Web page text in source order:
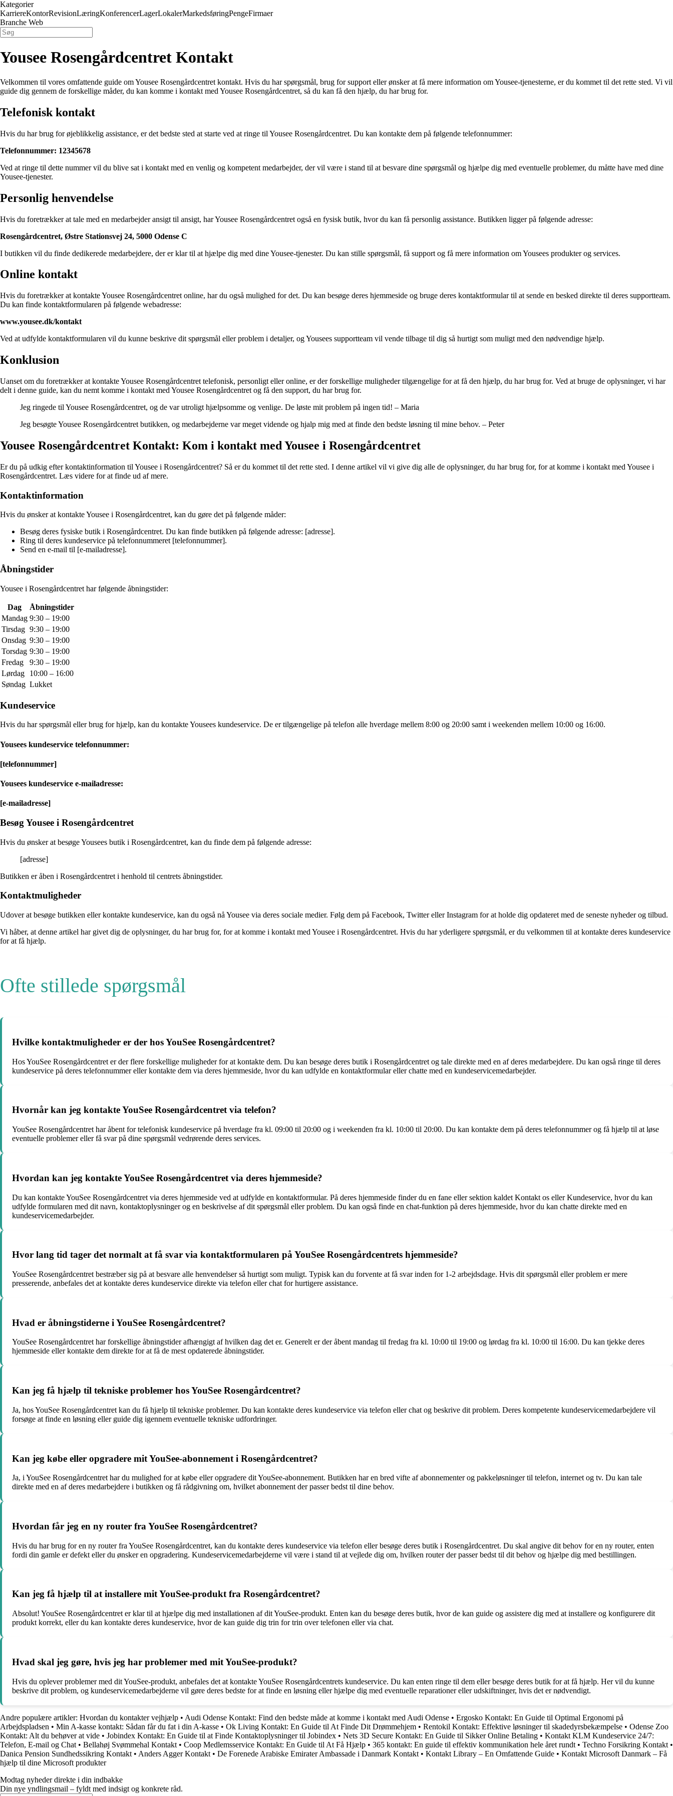
Kategorier
KarriereKontorRevisionLæringKonferencerLagerLokalerMarkedsføringPengeFirmaer
Branche Web
Yousee Rosengårdcentret Kontakt
Velkommen til vores omfattende guide om Yousee Rosengårdcentret kontakt. Hvis du har spørgsmål, brug for support eller ønsker at få mere information om Yousee-tjenesterne, er du kommet til det rette sted. Vi vil
guide dig gennem de forskellige måder, du kan komme i kontakt med Yousee Rosengårdcentret, så du kan få den hjælp, du har brug for.
Telefonisk kontakt
Hvis du har brug for øjeblikkelig assistance, er det bedste sted at starte ved at ringe til Yousee Rosengårdcentret. Du kan kontakte dem på følgende telefonnummer:
Telefonnummer: 12345678
Ved at ringe til dette nummer vil du blive sat i kontakt med en venlig og kompetent medarbejder, der vil være i stand til at besvare dine spørgsmål og hjælpe dig med eventuelle problemer, du måtte have med dine
Yousee-tjenester.
Personlig henvendelse
Hvis du foretrækker at tale med en medarbejder ansigt til ansigt, har Yousee Rosengårdcentret også en fysisk butik, hvor du kan få personlig assistance. Butikken ligger på følgende adresse:
Rosengårdcentret, Østre Stationsvej 24, 5000 Odense C
I butikken vil du finde dedikerede medarbejdere, der er klar til at hjælpe dig med dine Yousee-tjenester. Du kan stille spørgsmål, få support og få mere information om Yousees produkter og services.
Online kontakt
Hvis du foretrækker at kontakte Yousee Rosengårdcentret online, har du også mulighed for det. Du kan besøge deres hjemmeside og bruge deres kontaktformular til at sende en besked direkte til deres supportteam.
Du kan finde kontaktformularen på følgende webadresse:
www.yousee.dk/kontakt
Ved at udfylde kontaktformularen vil du kunne beskrive dit spørgsmål eller problem i detaljer, og Yousees supportteam vil vende tilbage til dig så hurtigt som muligt med den nødvendige hjælp.
Konklusion
Uanset om du foretrækker at kontakte Yousee Rosengårdcentret telefonisk, personligt eller online, er der forskellige muligheder tilgængelige for at få den hjælp, du har brug for. Ved at bruge de oplysninger, vi har
delt i denne guide, kan du nemt komme i kontakt med Yousee Rosengårdcentret og få den support, du har brug for.
Jeg ringede til Yousee Rosengårdcentret, og de var utroligt hjælpsomme og venlige. De løste mit problem på ingen tid! – Maria
Jeg besøgte Yousee Rosengårdcentret butikken, og medarbejderne var meget vidende og hjalp mig med at finde den bedste løsning til mine behov. – Peter
Yousee Rosengårdcentret Kontakt: Kom i kontakt med Yousee i Rosengårdcentret
Er du på udkig efter kontaktinformation til Yousee i Rosengårdcentret? Så er du kommet til det rette sted. I denne artikel vil vi give dig alle de oplysninger, du har brug for, for at komme i kontakt med Yousee i
Rosengårdcentret. Læs videre for at finde ud af mere.
Kontaktinformation
Hvis du ønsker at kontakte Yousee i Rosengårdcentret, kan du gøre det på følgende måder:
Besøg deres fysiske butik i Rosengårdcentret. Du kan finde butikken på følgende adresse: [adresse].
Ring til deres kundeservice på telefonnummeret [telefonnummer].
Send en e-mail til [e-mailadresse].
Åbningstider
Yousee i Rosengårdcentret har følgende åbningstider:
Dag
Åbningstider
Mandag 9:30 – 19:00
Tirsdag 9:30 – 19:00
Onsdag 9:30 – 19:00
Torsdag 9:30 – 19:00
Fredag
9:30 – 19:00
Lørdag
10:00 – 16:00
Søndag Lukket
Kundeservice
Hvis du har spørgsmål eller brug for hjælp, kan du kontakte Yousees kundeservice. De er tilgængelige på telefon alle hverdage mellem 8:00 og 20:00 samt i weekenden mellem 10:00 og 16:00.
Yousees kundeservice telefonnummer:
[telefonnummer]
Yousees kundeservice e-mailadresse:
[e-mailadresse]
Besøg Yousee i Rosengårdcentret
Hvis du ønsker at besøge Yousees butik i Rosengårdcentret, kan du finde dem på følgende adresse:
[adresse]
Butikken er åben i Rosengårdcentret i henhold til centrets åbningstider.
Kontaktmuligheder
Udover at besøge butikken eller kontakte kundeservice, kan du også nå Yousee via deres sociale medier. Følg dem på Facebook, Twitter eller Instagram for at holde dig opdateret med de seneste nyheder og tilbud.
Vi håber, at denne artikel har givet dig de oplysninger, du har brug for, for at komme i kontakt med Yousee i Rosengårdcentret. Hvis du har yderligere spørgsmål, er du velkommen til at kontakte deres kundeservice
for at få hjælp.
Ofte stillede spørgsmål
Hvilke kontaktmuligheder er der hos YouSee Rosengårdcentret?
Hos YouSee Rosengårdcentret er der flere forskellige muligheder for at kontakte dem. Du kan besøge deres butik i Rosengårdcentret og tale direkte med en af deres medarbejdere. Du kan også ringe til deres
kundeservice på deres telefonnummer eller kontakte dem via deres hjemmeside, hvor du kan udfylde en kontaktformular eller chatte med en kundeservicemedarbejder.
Hvornår kan jeg kontakte YouSee Rosengårdcentret via telefon?
YouSee Rosengårdcentret har åbent for telefonisk kundeservice på hverdage fra kl. 09:00 til 20:00 og i weekenden fra kl. 10:00 til 20:00. Du kan kontakte dem på deres telefonnummer og få hjælp til at løse
eventuelle problemer eller få svar på dine spørgsmål vedrørende deres services.
Hvordan kan jeg kontakte YouSee Rosengårdcentret via deres hjemmeside?
Du kan kontakte YouSee Rosengårdcentret via deres hjemmeside ved at udfylde en kontaktformular. På deres hjemmeside finder du en fane eller sektion kaldet Kontakt os eller Kundeservice, hvor du kan
udfylde formularen med dit navn, kontaktoplysninger og en beskrivelse af dit spørgsmål eller problem. Du kan også finde en chat-funktion på deres hjemmeside, hvor du kan chatte direkte med en
kundeservicemedarbejder.
Hvor lang tid tager det normalt at få svar via kontaktformularen på YouSee Rosengårdcentrets hjemmeside?
YouSee Rosengårdcentret bestræber sig på at besvare alle henvendelser så hurtigt som muligt. Typisk kan du forvente at få svar inden for 1-2 arbejdsdage. Hvis dit spørgsmål eller problem er mere
presserende, anbefales det at kontakte deres kundeservice direkte via telefon eller chat for hurtigere assistance.
Hvad er åbningstiderne i YouSee Rosengårdcentret?
YouSee Rosengårdcentret har forskellige åbningstider afhængigt af hvilken dag det er. Generelt er der åbent mandag til fredag fra kl. 10:00 til 19:00 og lørdag fra kl. 10:00 til 16:00. Du kan tjekke deres
hjemmeside eller kontakte dem direkte for at få de mest opdaterede åbningstider.
Kan jeg få hjælp til tekniske problemer hos YouSee Rosengårdcentret?
Ja, hos YouSee Rosengårdcentret kan du få hjælp til tekniske problemer. Du kan kontakte deres kundeservice via telefon eller chat og beskrive dit problem. Deres kompetente kundeservicemedarbejdere vil
forsøge at finde en løsning eller guide dig igennem eventuelle tekniske udfordringer.
Kan jeg købe eller opgradere mit YouSee-abonnement i Rosengårdcentret?
Ja, i YouSee Rosengårdcentret har du mulighed for at købe eller opgradere dit YouSee-abonnement. Butikken har en bred vifte af abonnementer og pakkeløsninger til telefon, internet og tv. Du kan tale
direkte med en af deres medarbejdere i butikken og få rådgivning om, hvilket abonnement der passer bedst til dine behov.
Hvordan får jeg en ny router fra YouSee Rosengårdcentret?
Hvis du har brug for en ny router fra YouSee Rosengårdcentret, kan du kontakte deres kundeservice via telefon eller besøge deres butik i Rosengårdcentret. Du skal angive dit behov for en ny router, enten
fordi din gamle er defekt eller du ønsker en opgradering. Kundeservicemedarbejderne vil være i stand til at vejlede dig om, hvilken router der passer bedst til dit behov og hjælpe dig med bestillingen.
Kan jeg få hjælp til at installere mit YouSee-produkt fra Rosengårdcentret?
Absolut! YouSee Rosengårdcentret er klar til at hjælpe dig med installationen af dit YouSee-produkt. Enten kan du besøge deres butik, hvor de kan guide og assistere dig med at installere og konfigurere dit
produkt korrekt, eller du kan kontakte deres kundeservice, hvor de kan guide dig trin for trin over telefonen eller via chat.
Hvad skal jeg gøre, hvis jeg har problemer med mit YouSee-produkt?
Hvis du oplever problemer med dit YouSee-produkt, anbefales det at kontakte YouSee Rosengårdcentrets kundeservice. Du kan enten ringe til dem eller besøge deres butik for at få hjælp. Her vil du kunne
beskrive dit problem, og kundeservicemedarbejderne vil gøre deres bedste for at finde en løsning eller hjælpe dig med eventuelle reparationer eller udskiftninger, hvis det er nødvendigt.
Andre populære artikler: Hvordan du kontakter vejhjælp • Audi Odense Kontakt: Find den bedste måde at komme i kontakt med Audi Odense • Ergosko Kontakt: En Guide til Optimal Ergonomi på
Arbejdspladsen • Min A-kasse kontakt: Sådan får du fat i din A-kasse • Ok Living Kontakt: En Guide til At Finde Dit Drømmehjem • Rentokil Kontakt: Effektive løsninger til skadedyrsbekæmpelse • Odense Zoo
Kontakt: Alt du behøver at vide • Jobindex Kontakt: En Guide til at Finde Kontaktoplysninger til Jobindex • Nets 3D Secure Kontakt: En Guide til Sikker Online Betaling • Kontakt KLM Kundeservice 24/7:
Telefon, E-mail og Chat • Bellahøj Svømmehal Kontakt • Coop Medlemsservice Kontakt: En Guide til At Få Hjælp • 365 kontakt: En guide til effektiv kommunikation hele året rundt • Techno Forsikring Kontakt •
Danica Pension Sundhedssikring Kontakt • Anders Agger Kontakt • De Forenede Arabiske Emirater Ambassade i Danmark Kontakt • Kontakt Library – En Omfattende Guide • Kontakt Microsoft Danmark – Få
hjælp til dine Microsoft produkter
Modtag nyheder direkte i din indbakke
Din nye yndlingsmail – fyldt med indsigt og konkrete råd.